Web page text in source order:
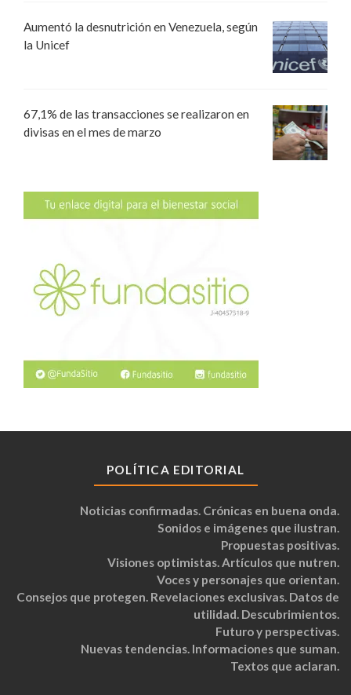
Aumentó la desnutrición en Venezuela, según
la Unicef
67,1% de las transacciones se realizaron en
divisas en el mes de marzo
POLÍTICA EDITORIAL
Noticias confirmadas. Crónicas en buena onda.
Sonidos e imágenes que ilustran.
Propuestas positivas.
Visiones optimistas. Artículos que nutren.
Voces y personajes que orientan.
Consejos que protegen. Revelaciones exclusivas. Datos de
utilidad. Descubrimientos.
Futuro y perspectivas.
Nuevas tendencias. Informaciones que suman.
Textos que aclaran.